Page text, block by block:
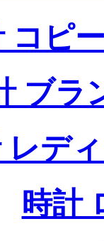
コピ
ブラ
レデ
時計